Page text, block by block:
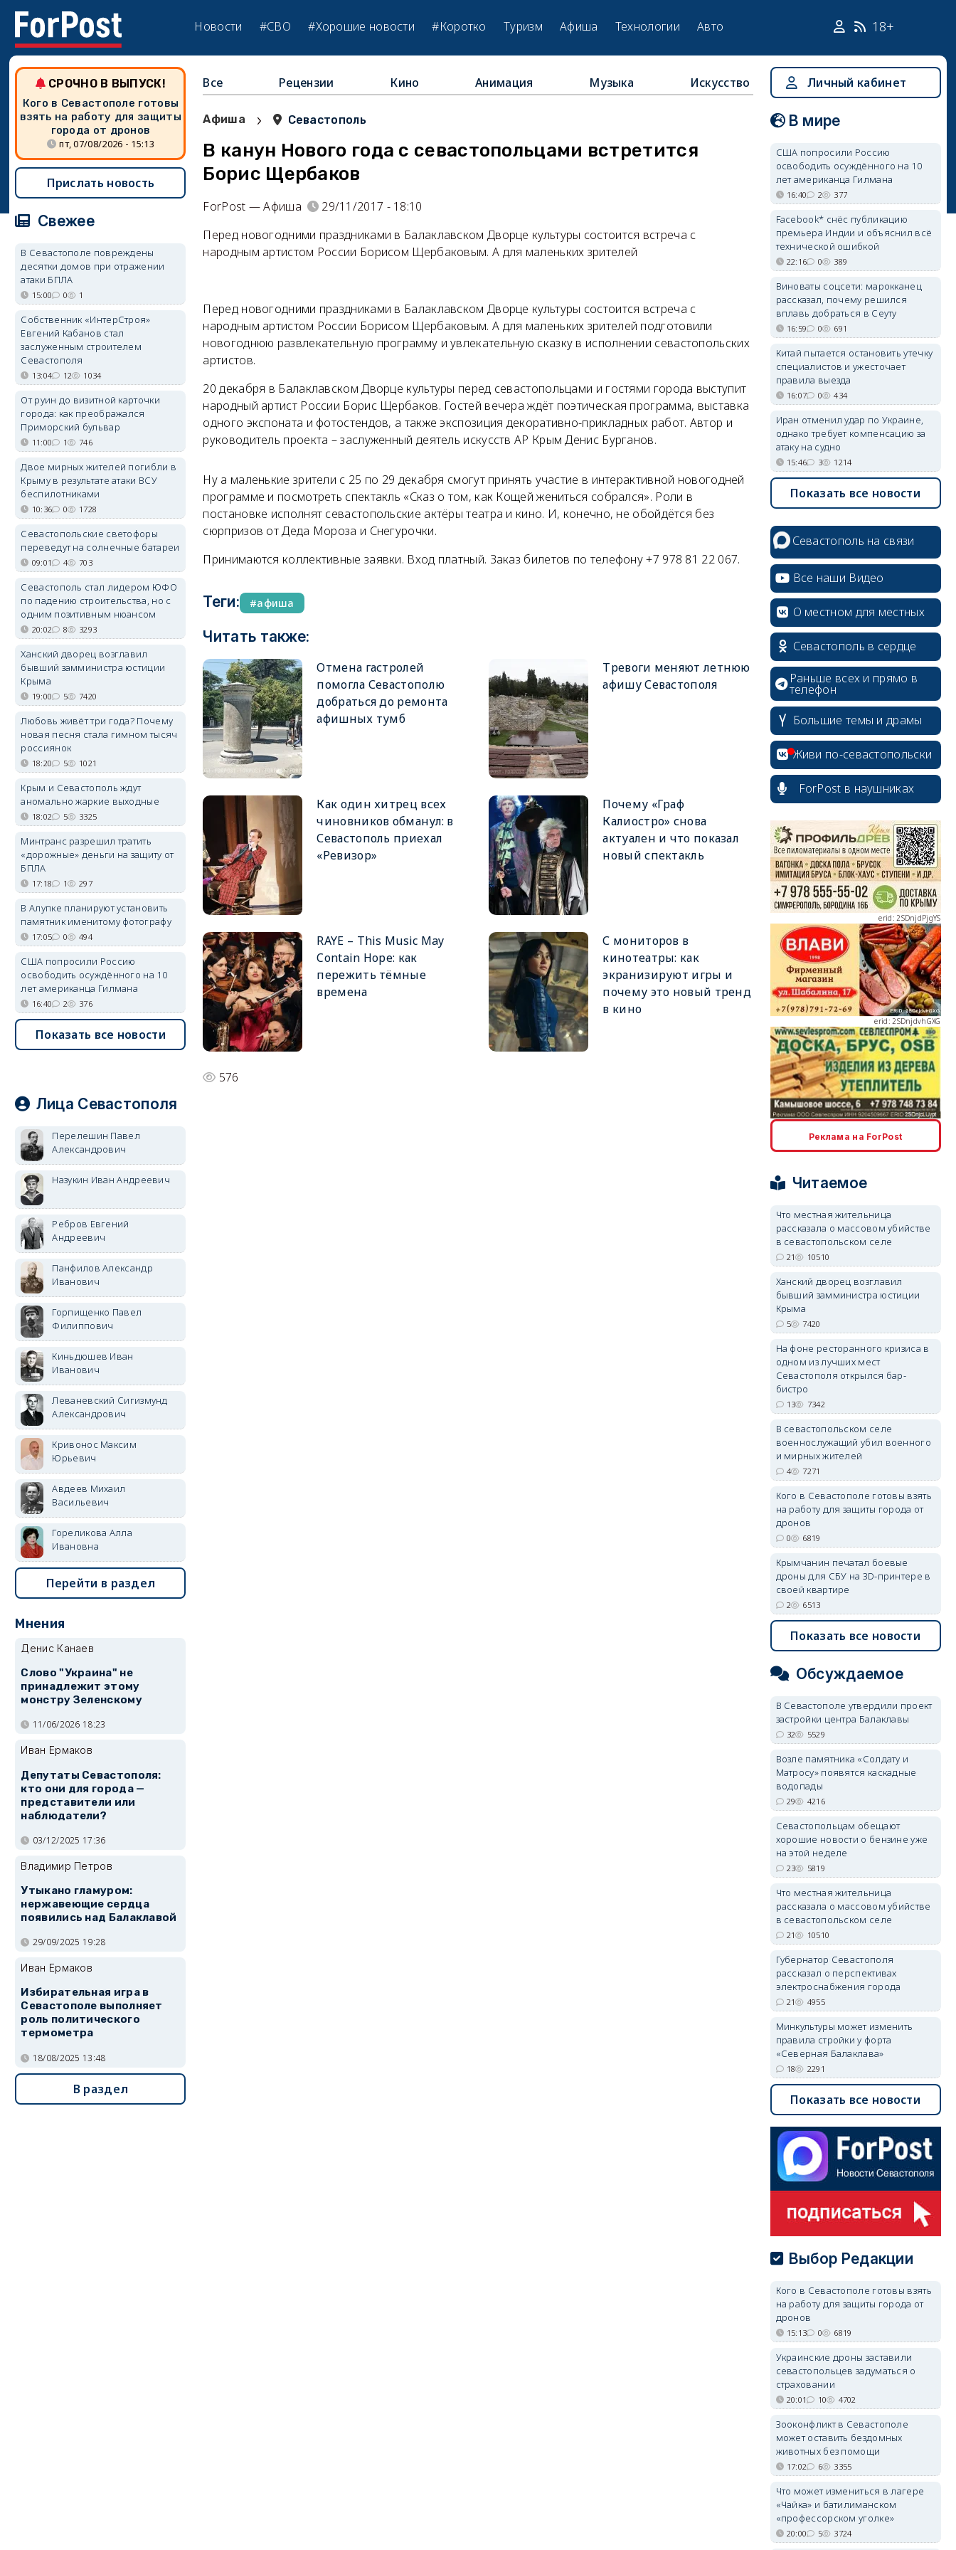
Новости #СВО #Хорошие новости #Коротко Туризм Афиша Технологии Авто 18+
Все Рецензии Кино Анимация Музыка Искусство
Афиша › Севастополь
В канун Нового года с севастопольцами встретится
Борис Щербаков
ForPost — Афиша
29/11/2017 - 18:10
Перед новогодними праздниками в Балаклавском Дворце культуры состоится встреча с
народным артистом России Борисом Щербаковым. А для маленьких зрителей
Перед новогодними праздниками в Балаклавском Дворце культуры состоится встреча с
народным артистом России Борисом Щербаковым. А для маленьких зрителей подготовили
новогоднюю развлекательную программу и увлекательную сказку в исполнении севастопольских
артистов.
20 декабря в Балаклавском Дворце культуры перед севастопольцами и гостями города выступит
народный артист России Борис Щербаков. Гостей вечера ждёт поэтическая программа, выставка
одного экспоната и фотостендов, а также экспозиция декоративно-прикладных работ. Автор и
руководитель проекта – заслуженный деятель искусств АР Крым Денис Бурганов.
Ну а маленькие зрители с 25 по 29 декабря смогут принять участие в интерактивной новогодней
программе и посмотреть спектакль «Сказ о том, как Кощей жениться собрался». Роли в
постановке исполнят севастопольские актёры театра и кино. И, конечно, не обойдётся без
сюрпризов от Деда Мороза и Снегурочки.
Принимаются коллективные заявки. Вход платный. Заказ билетов по телефону +7 978 81 22 067.
Теги: афиша
Читать также:
Отмена гастролей
помогла Севастополю
добраться до ремонта
афишных тумб
Тревоги меняют летнюю
афишу Севастополя
Как один хитрец всех
чиновников обманул: в
Севастополь приехал
«Ревизор»
Почему «Граф
Калиостро» снова
актуален и что показал
новый спектакль
RAYE – This Music May
Contain Hope: как
пережить тёмные
времена
С мониторов в
кинотеатры: как
экранизируют игры и
почему это новый тренд
в кино
576
СРОЧНО В ВЫПУСК!
Кого в Севастополе готовы
взять на работу для защиты
города от дронов
пт, 07/08/2026 - 15:13
Прислать новость
Свежее
В Севастополе повреждены
десятки домов при отражении
атаки БПЛА
15:00 0 1
Собственник «ИнтерСтроя»
Евгений Кабанов стал
заслуженным строителем
Севастополя
13:04 12 1034
От руин до визитной карточки
города: как преображался
Приморский бульвар
11:00 1 746
Двое мирных жителей погибли в
Крыму в результате атаки ВСУ
беспилотниками
10:36 0 1728
Севастопольские светофоры
переведут на солнечные батареи
09:01 4 703
Севастополь стал лидером ЮФО
по падению строительства, но с
одним позитивным нюансом
20:02 8 3293
Ханский дворец возглавил
бывший замминистра юстиции
Крыма
19:00 5 7420
Любовь живёт три года? Почему
новая песня стала гимном тысяч
россиянок
18:20 5 1021
Крым и Севастополь ждут
аномально жаркие выходные
18:02 5 3325
Минтранс разрешил тратить
«дорожные» деньги на защиту от
БПЛА
17:18 1 297
В Алупке планируют установить
памятник именитому фотографу
17:05 0 494
США попросили Россию
освободить осуждённого на 10
лет американца Гилмана
16:40 2 376
Показать все новости
Лица Севастополя
Перелешин Павел
Александрович
Назукин Иван Андреевич
Ребров Евгений
Андреевич
Панфилов Александр
Иванович
Горпищенко Павел
Филиппович
Киньдюшев Иван
Иванович
Леваневский Сигизмунд
Александрович
Кривонос Максим
Юрьевич
Авдеев Михаил
Васильевич
Гореликова Алла
Ивановна
Перейти в раздел
Мнения
Денис Канаев
Слово "Украина" не
принадлежит этому
монстру Зеленскому
11/06/2026 18:23
Иван Ермаков
Депутаты Севастополя:
кто они для города —
представители или
наблюдатели?
03/12/2025 17:36
Владимир Петров
Утыкано гламуром:
нержавеющие сердца
появились над Балаклавой
29/09/2025 19:28
Иван Ермаков
Избирательная игра в
Севастополе выполняет
роль политического
термометра
18/08/2025 13:48
В раздел
Личный кабинет
В мире
США попросили Россию
освободить осуждённого на 10
лет американца Гилмана
16:40 2 377
Facebook* снёс публикацию
премьера Индии и объяснил всё
технической ошибкой
22:16 0 389
Виноваты соцсети: марокканец
рассказал, почему решился
вплавь добраться в Сеуту
16:59 0 691
Китай пытается остановить утечку
специалистов и ужесточает
правила выезда
16:07 0 434
Иран отменил удар по Украине,
однако требует компенсацию за
атаку на судно
15:46 3 1214
Показать все новости
Севастополь на связи
Все наши Видео
О местном для местных
Севастополь в сердце
Раньше всех и прямо в
телефон
Большие темы и драмы
Живи по-севастопольски
ForPost в наушниках
erid: 2SDnjdPjgYS
erid: 2SDnjdvhGXG
erid: 2SDnjcLUypt
erid: 2SDnjcrDNw6
erid: 2SDnjdPjgYS
erid: 2SDnjdvhGXG
Реклама на ForPost
Читаемое
Что местная жительница
рассказала о массовом убийстве
в севастопольском селе
21 10510
Ханский дворец возглавил
бывший замминистра юстиции
Крыма
5 7420
На фоне ресторанного кризиса в
одном из лучших мест
Севастополя открылся бар-
бистро
13 7342
В севастопольском селе
военнослужащий убил военного
и мирных жителей
4 7271
Кого в Севастополе готовы взять
на работу для защиты города от
дронов
0 6819
Крымчанин печатал боевые
дроны для СБУ на 3D-принтере в
своей квартире
2 6513
Показать все новости
Обсуждаемое
В Севастополе утвердили проект
застройки центра Балаклавы
32 5529
Возле памятника «Солдату и
Матросу» появятся каскадные
водопады
29 4216
Севастопольцам обещают
хорошие новости о бензине уже
на этой неделе
23 5819
Что местная жительница
рассказала о массовом убийстве
в севастопольском селе
21 10510
Губернатор Севастополя
рассказал о перспективах
электроснабжения города
21 4955
Минкультуры может изменить
правила стройки у форта
«Северная Балаклава»
18 2291
Показать все новости
Выбор Редакции
Кого в Севастополе готовы взять
на работу для защиты города от
дронов
15:13 0 6819
Украинские дроны заставили
севастопольцев задуматься о
страховании
20:01 10 4702
Зооконфликт в Севастополе
может оставить бездомных
животных без помощи
17:02 6 3355
Что может измениться в лагере
«Чайка» и батилиманском
«профессорском уголке»
20:00 5 3724